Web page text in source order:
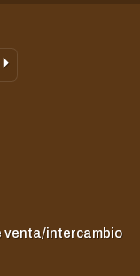
venta/intercambio